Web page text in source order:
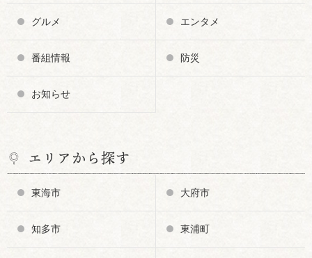
グルメ エンタメ
番組情報 防災
お知らせ
エリアから探す
東海市 大府市
知多市 東浦町